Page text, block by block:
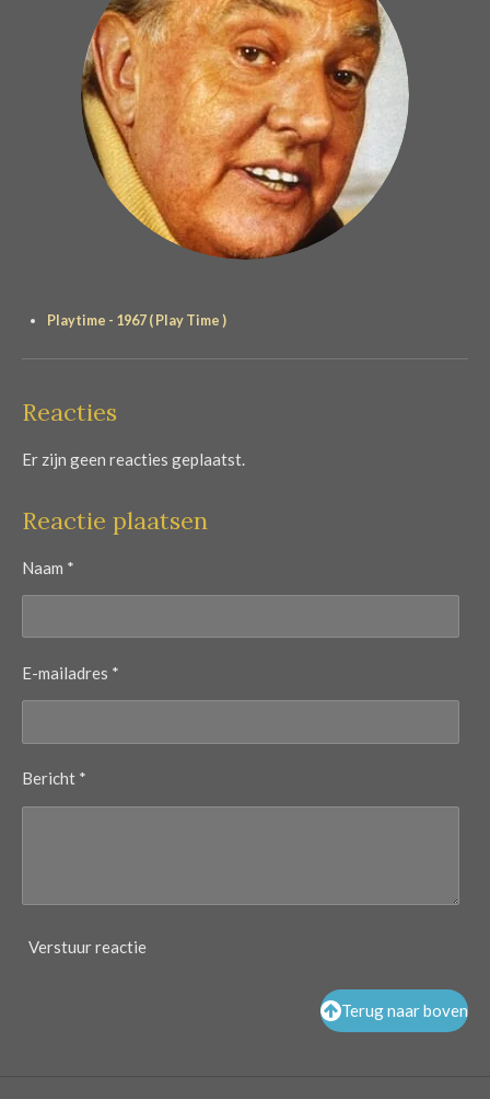
Playtime - 1967 ( Play Time )
Reacties
Er zijn geen reacties geplaatst.
Reactie plaatsen
Naam *
E-mailadres *
Bericht *
Verstuur reactie
Terug naar boven